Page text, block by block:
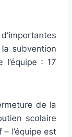
subvention
: 17
de la
scolaire
l’équipe est